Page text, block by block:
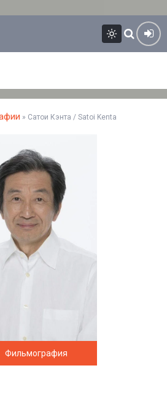
» Сатои Кэнта / Satoi Kenta
Фильмография